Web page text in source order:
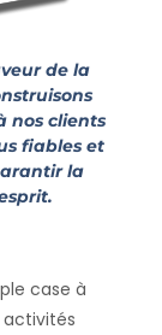
de la
nos clients
fiables et
la
case à